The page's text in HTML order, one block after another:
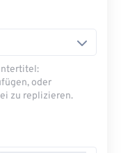
oder
zu replizieren.